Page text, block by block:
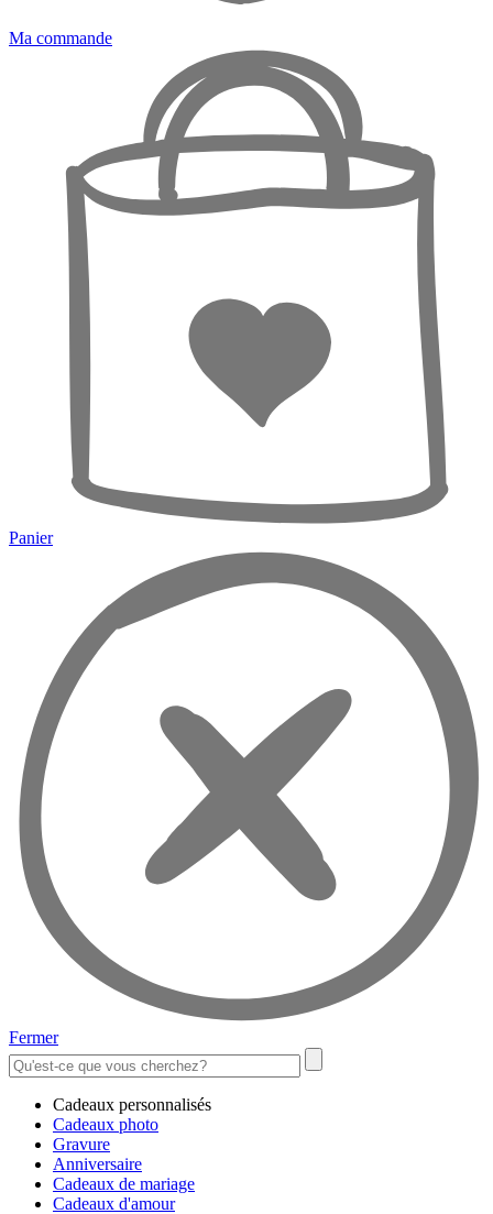
Ma commande
Panier
Fermer
Cadeaux personnalisés
Cadeaux photo
Gravure
Anniversaire
Cadeaux de mariage
Cadeaux d'amour